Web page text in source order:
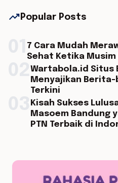
trending_up Popular Posts
7 Cara Mudah
Sehat Ketika Musim
Wartabola.id Situs
Menyajikan
Terkini
Kisah Sukses
Masoem Bandung
PTN Terbaik di